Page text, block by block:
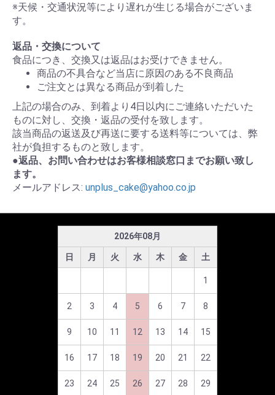
※天候・交通状況等により遅れが生じる場合がございま
す。
返品・交換について
食品につき、交換又は返品はお受けできません。
商品の不具合など当店に原因のある不良商品
ご注文とは異なる商品が到着した
上記の場合のみ、到着より4日以内にご連絡いただいた
ものに対し、交換・返品の受付を致します。
該当商品の返送及び再送に要する送料等については、弊
社が負担するものと致します。
●返品、お問い合わせはお客様相談窓口までお願い致し
ます。
メールアドレス: unplus_cake@yahoo.co.jp
2026年08月
日 月 火 水 木 金 土
1
2 3 4 5 6 7 8
9 10 11 12 13 14 15
16 17 18 19 20 21 22
23 24 25 26 27 28 29